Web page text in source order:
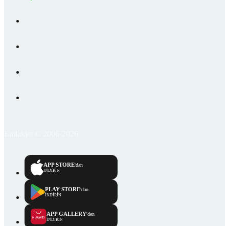
APP STORE'dan
İNDİRİN
PLAY STORE'dan
İNDİRİN
APP GALLERY'den
İNDİRİN